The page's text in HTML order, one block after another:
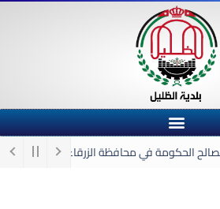
الحكومة في محافظة الزرقاء اعلان